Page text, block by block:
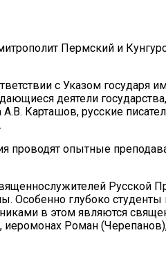
Пермский и
с Указом государя
деятели государства,
Карташов, русские
проводят опытные
Русской
Особенно глубоко
в этом являются
Роман